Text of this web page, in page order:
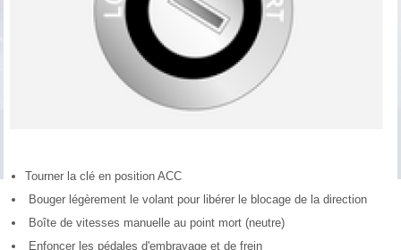
Tourner la clé en position ACC
Bouger légèrement le volant pour libérer le blocage de la direction
Boîte de vitesses manuelle au point mort (neutre)
Enfoncer les pédales d'embrayage et de frein